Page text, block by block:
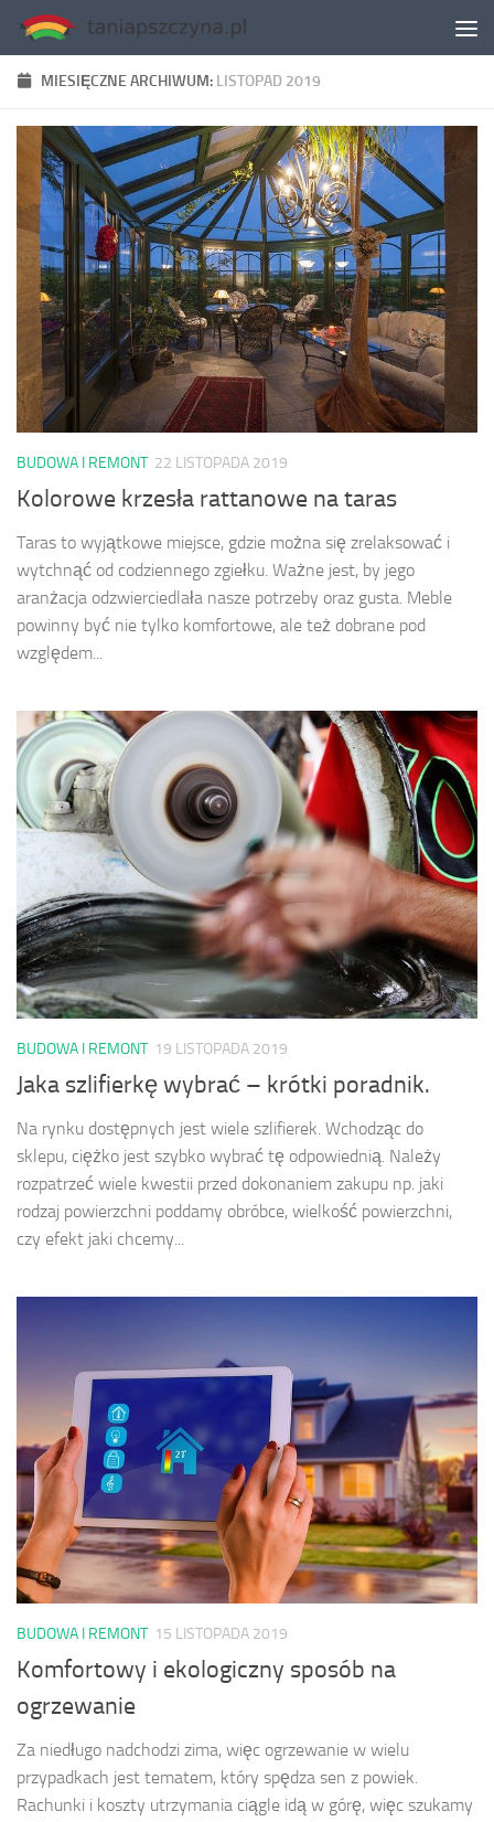
Skip to content
MIESIĘCZNE ARCHIWUM: LISTOPAD 2019
BUDOWA I REMONT 22 LISTOPADA 2019
Kolorowe krzesła rattanowe na taras
Taras to wyjątkowe miejsce, gdzie można się zrelaksować i
wytchnąć od codziennego zgiełku. Ważne jest, by jego
aranżacja odzwierciedlała nasze potrzeby oraz gusta. Meble
powinny być nie tylko komfortowe, ale też dobrane pod
względem...
BUDOWA I REMONT 19 LISTOPADA 2019
Jaka szlifierkę wybrać – krótki poradnik.
Na rynku dostępnych jest wiele szlifierek. Wchodząc do
sklepu, ciężko jest szybko wybrać tę odpowiednią. Należy
rozpatrzeć wiele kwestii przed dokonaniem zakupu np. jaki
rodzaj powierzchni poddamy obróbce, wielkość powierzchni,
czy efekt jaki chcemy...
BUDOWA I REMONT 15 LISTOPADA 2019
Komfortowy i ekologiczny sposób na
ogrzewanie
Za niedługo nadchodzi zima, więc ogrzewanie w wielu
przypadkach jest tematem, który spędza sen z powiek.
Rachunki i koszty utrzymania ciągle idą w górę, więc szukamy